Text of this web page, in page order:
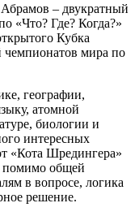
– двукратный
«Что? Где? Когда?»
Кубка
чемпионатов мира по
географии,
атомной
биологии и
интересных
«Кота Шредингера»
помимо общей
в вопросе, логика
решение.